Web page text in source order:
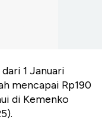
1 Januari
mencapai Rp190
di Kemenko